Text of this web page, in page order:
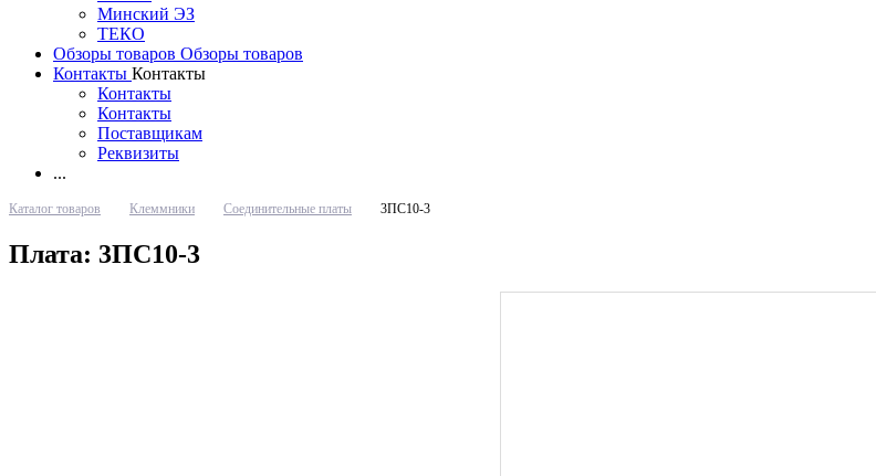
Минский ЭЗ
ТЕКО
Обзоры товаров Обзоры товаров
Контакты Контакты
Контакты
Контакты
Поставщикам
Реквизиты
...
Каталог товаров Клеммники Соединительные платы 3ПС10-3
Плата: 3ПС10-3